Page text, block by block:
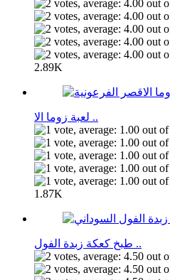
2.89K
لعبة زوما الا ..
1.87K
طبخ كعكة زبدة الفول ..